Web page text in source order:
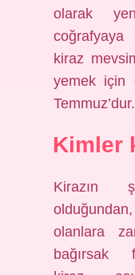
olarak
coğrafyaya
kiraz
yemek için
Temmuz’dur.
Kimler
Kirazın
olanlara
bağırsak